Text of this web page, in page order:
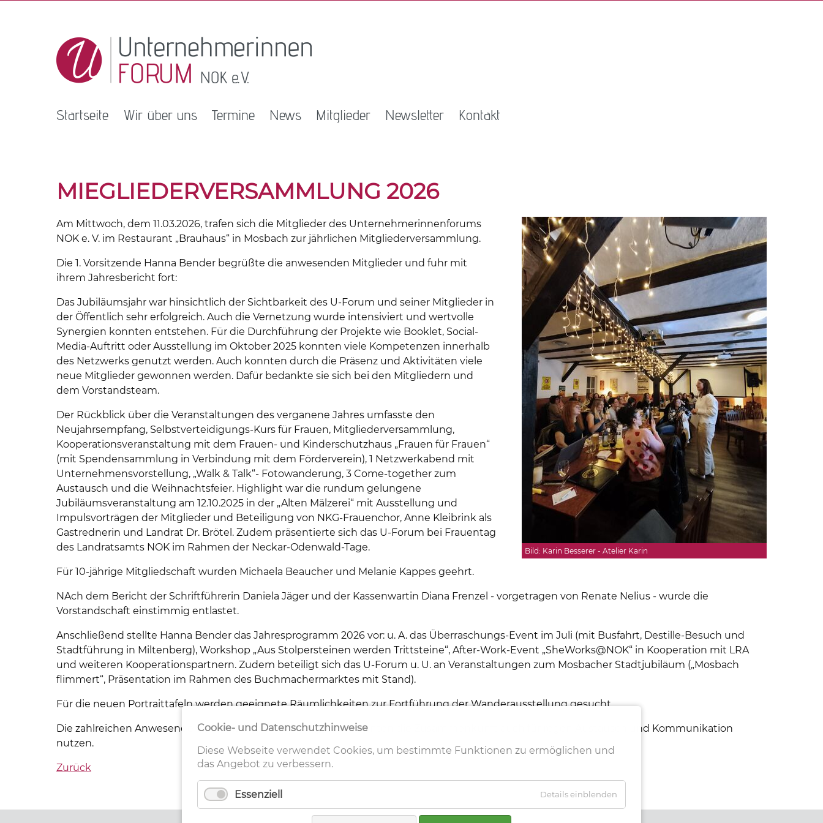
Startseite Wir über uns Termine News Mitglieder Newsletter Kontakt
MIEGLIEDERVERSAMMLUNG 2026
Bild: Karin Besserer - Atelier Karin
Am Mittwoch, dem 11.03.2026, trafen sich die Mitglieder des Unternehmerinnenforums
NOK e. V. im Restaurant „Brauhaus“ in Mosbach zur jährlichen Mitgliederversammlung.
Die 1. Vorsitzende Hanna Bender begrüßte die anwesenden Mitglieder und fuhr mit
ihrem Jahresbericht fort:
Das Jubiläumsjahr war hinsichtlich der Sichtbarkeit des U-Forum und seiner Mitglieder in
der Öffentlich sehr erfolgreich. Auch die Vernetzung wurde intensiviert und wertvolle
Synergien konnten entstehen. Für die Durchführung der Projekte wie Booklet, Social-
Media-Auftritt oder Ausstellung im Oktober 2025 konnten viele Kompetenzen innerhalb
des Netzwerks genutzt werden. Auch konnten durch die Präsenz und Aktivitäten viele
neue Mitglieder gewonnen werden. Dafür bedankte sie sich bei den Mitgliedern und
dem Vorstandsteam.
Der Rückblick über die Veranstaltungen des verganene Jahres umfasste den
Neujahrsempfang, Selbstverteidigungs-Kurs für Frauen, Mitgliederversammlung,
Kooperationsveranstaltung mit dem Frauen- und Kinderschutzhaus „Frauen für Frauen“
(mit Spendensammlung in Verbindung mit dem Förderverein), 1 Netzwerkabend mit
Unternehmensvorstellung, „Walk & Talk“- Fotowanderung, 3 Come-together zum
Austausch und die Weihnachtsfeier. Highlight war die rundum gelungene
Jubiläumsveranstaltung am 12.10.2025 in der „Alten Mälzerei“ mit Ausstellung und
Impulsvorträgen der Mitglieder und Beteiligung von NKG-Frauenchor, Anne Kleibrink als
Gastrednerin und Landrat Dr. Brötel. Zudem präsentierte sich das U-Forum bei Frauentag
des Landratsamts NOK im Rahmen der Neckar-Odenwald-Tage.
Für 10-jährige Mitgliedschaft wurden Michaela Beaucher und Melanie Kappes geehrt.
NAch dem Bericht der Schriftführerin Daniela Jäger und der Kassenwartin Diana Frenzel - vorgetragen von Renate Nelius - wurde die
Vorstandschaft einstimmig entlastet.
Anschließend stellte Hanna Bender das Jahresprogramm 2026 vor: u. A. das Überraschungs-Event im Juli (mit Busfahrt, Destille-Besuch und
Stadtführung in Miltenberg), Workshop „Aus Stolpersteinen werden Trittsteine“, After-Work-Event „SheWorks@NOK“ in Kooperation mit LRA
und weiteren Kooperationspartnern. Zudem beteiligt sich das U-Forum u. U. an Veranstaltungen zum Mosbacher Stadtjubiläum („Mosbach
flimmert“, Präsentation im Rahmen des Buchmachermarktes mit Stand).
Für die neuen Portraittafeln werden geeignete Räumlichkeiten zur Fortführung der Wanderausstellung gesucht.
Die zahlreichen Anwesenden der mittlerweile 88 Mitglieder konnten die Zusammenkunft auch für regen Austausch und Kommunikation
nutzen.
Zurück
Cookie- und Datenschutzhinweise
Diese Webseite verwendet Cookies, um bestimmte Funktionen zu ermöglichen und
das Angebot zu verbessern.
Essenziell Details einblenden